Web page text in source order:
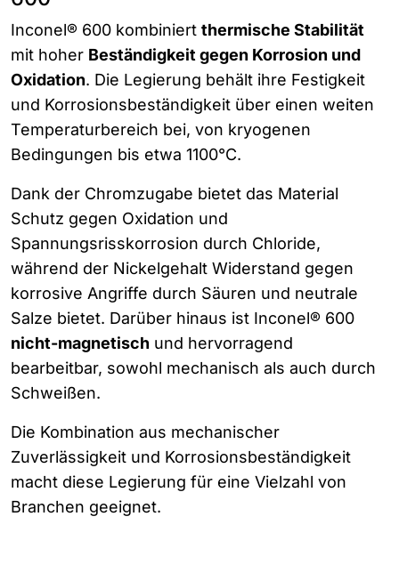
Inconel® 600 kombiniert thermische Stabilität
mit hoher Beständigkeit gegen Korrosion und
Oxidation. Die Legierung behält ihre Festigkeit
und Korrosionsbeständigkeit über einen weiten
Temperaturbereich bei, von kryogenen
Bedingungen bis etwa 1100°C.
Dank der Chromzugabe bietet das Material
Schutz gegen Oxidation und
Spannungsrisskorrosion durch Chloride,
während der Nickelgehalt Widerstand gegen
korrosive Angriffe durch Säuren und neutrale
Salze bietet. Darüber hinaus ist Inconel® 600
nicht-magnetisch und hervorragend
bearbeitbar, sowohl mechanisch als auch durch
Schweißen.
Die Kombination aus mechanischer
Zuverlässigkeit und Korrosionsbeständigkeit
macht diese Legierung für eine Vielzahl von
Branchen geeignet.